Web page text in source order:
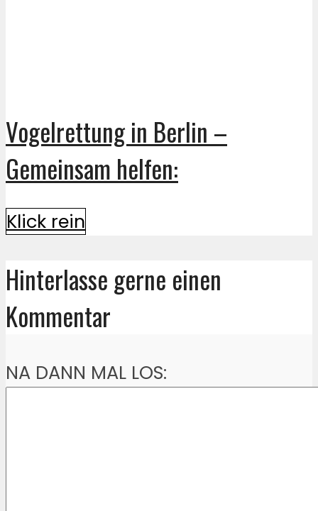
Vogelrettung in Berlin –
Gemeinsam helfen:
Klick rein
Hinterlasse gerne einen
Kommentar
NA DANN MAL LOS: